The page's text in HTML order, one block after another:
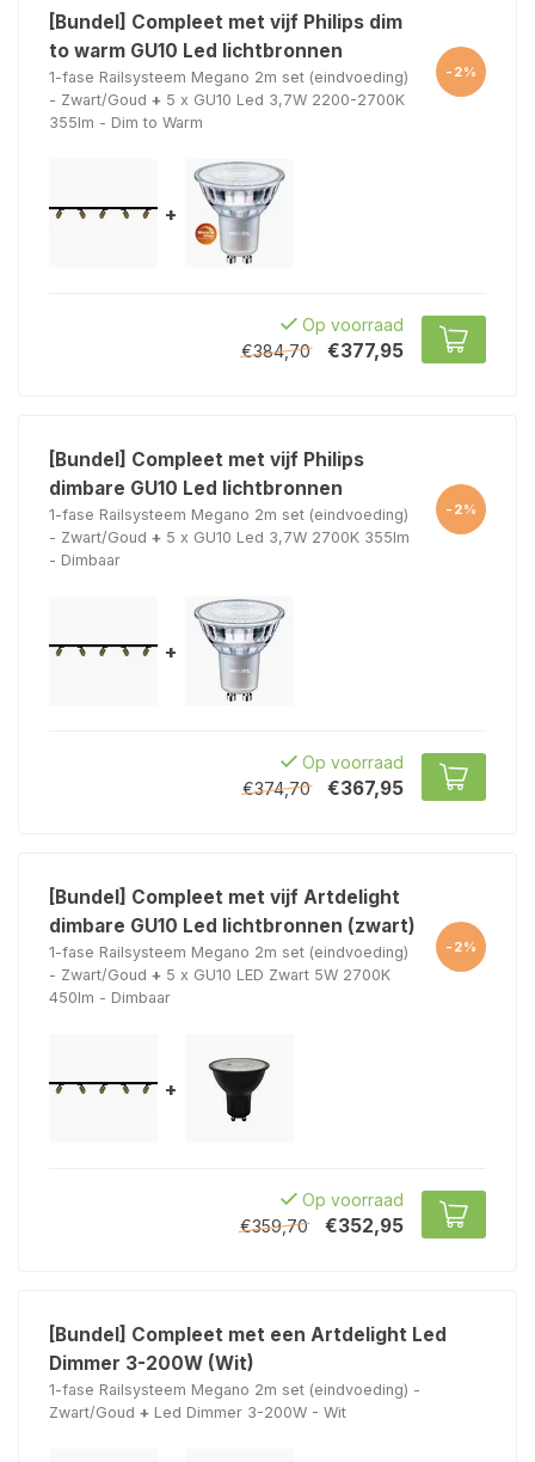
[Bundel] Compleet met vijf Philips dim
to warm GU10 Led lichtbronnen
1-fase Railsysteem Megano 2m set (eindvoeding)
- Zwart/Goud + 5 x GU10 Led 3,7W 2200-2700K
355lm - Dim to Warm
-2%
+
Op voorraad
€384,70
€377,95
[Bundel] Compleet met vijf Philips
dimbare GU10 Led lichtbronnen
1-fase Railsysteem Megano 2m set (eindvoeding)
- Zwart/Goud + 5 x GU10 Led 3,7W 2700K 355lm
- Dimbaar
-2%
+
Op voorraad
€374,70
€367,95
[Bundel] Compleet met vijf Artdelight
dimbare GU10 Led lichtbronnen (zwart)
1-fase Railsysteem Megano 2m set (eindvoeding)
- Zwart/Goud + 5 x GU10 LED Zwart 5W 2700K
450lm - Dimbaar
-2%
+
Op voorraad
€359,70
€352,95
[Bundel] Compleet met een Artdelight Led
Dimmer 3-200W (Wit)
1-fase Railsysteem Megano 2m set (eindvoeding) -
Zwart/Goud + Led Dimmer 3-200W - Wit